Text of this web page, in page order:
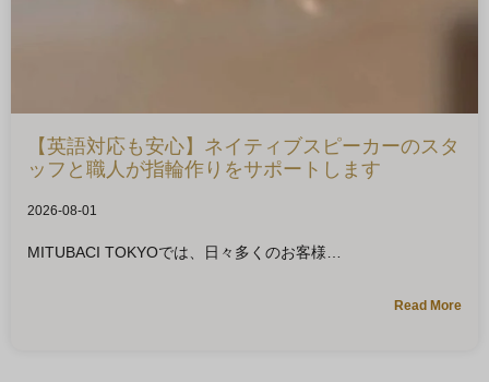
【英語対応も安心】ネイティブスピーカーのスタ
ッフと職人が指輪作りをサポートします
2026-08-01
MITUBACI TOKYOでは、日々多くのお客様
Read More